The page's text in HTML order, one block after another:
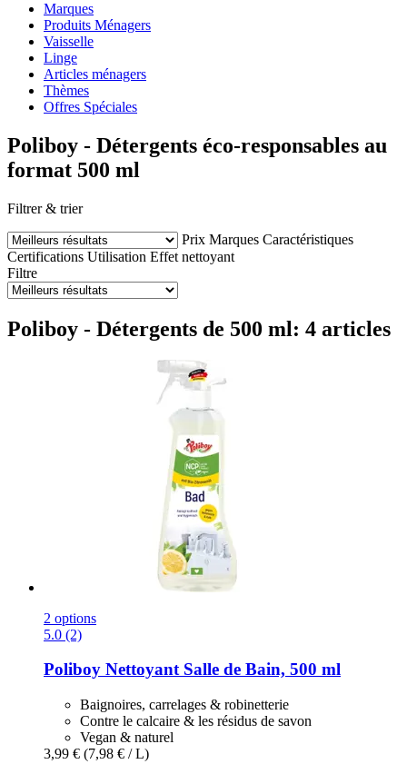
Marques
Produits Ménagers
Vaisselle
Linge
Articles ménagers
Thèmes
Offres Spéciales
Poliboy - Détergents éco-responsables au
format 500 ml
Filtrer & trier
Prix Marques Caractéristiques
Certifications Utilisation Effet nettoyant
Filtre
Poliboy - Détergents de 500 ml: 4 articles
2 options
5.0 (2)
Poliboy Nettoyant Salle de Bain, 500 ml
Baignoires, carrelages & robinetterie
Contre le calcaire & les résidus de savon
Vegan & naturel
3,99 € (7,98 € / L)